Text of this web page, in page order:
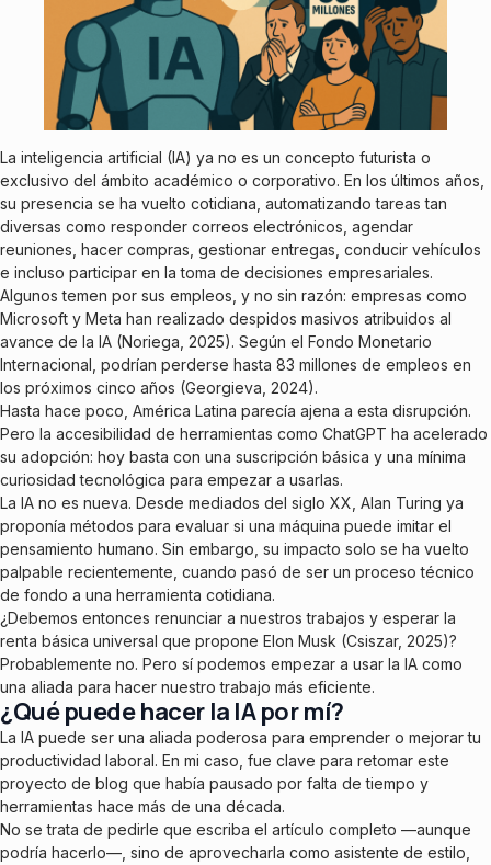
La inteligencia artificial (IA) ya no es un concepto futurista o
exclusivo del ámbito académico o corporativo. En los últimos años,
su presencia se ha vuelto cotidiana, automatizando tareas tan
diversas como responder correos electrónicos, agendar
reuniones, hacer compras, gestionar entregas, conducir vehículos
e incluso participar en la toma de decisiones empresariales.
Algunos temen por sus empleos, y no sin razón: empresas como
Microsoft y Meta han realizado despidos masivos atribuidos al
avance de la IA (Noriega, 2025). Según el Fondo Monetario
Internacional, podrían perderse hasta 83 millones de empleos en
los próximos cinco años (Georgieva, 2024).
Hasta hace poco, América Latina parecía ajena a esta disrupción.
Pero la accesibilidad de herramientas como ChatGPT ha acelerado
su adopción: hoy basta con una suscripción básica y una mínima
curiosidad tecnológica para empezar a usarlas.
La IA no es nueva. Desde mediados del siglo XX, Alan Turing ya
proponía métodos para evaluar si una máquina puede imitar el
pensamiento humano. Sin embargo, su impacto solo se ha vuelto
palpable recientemente, cuando pasó de ser un proceso técnico
de fondo a una herramienta cotidiana.
¿Debemos entonces renunciar a nuestros trabajos y esperar la
renta básica universal que propone Elon Musk (Csiszar, 2025)?
Probablemente no. Pero sí podemos empezar a usar la IA como
una aliada para hacer nuestro trabajo más eficiente.
¿Qué puede hacer la IA por mí?
La IA puede ser una aliada poderosa para emprender o mejorar tu
productividad laboral. En mi caso, fue clave para retomar este
proyecto de blog que había pausado por falta de tiempo y
herramientas hace más de una década.
No se trata de pedirle que escriba el artículo completo —aunque
podría hacerlo—, sino de aprovecharla como asistente de estilo,